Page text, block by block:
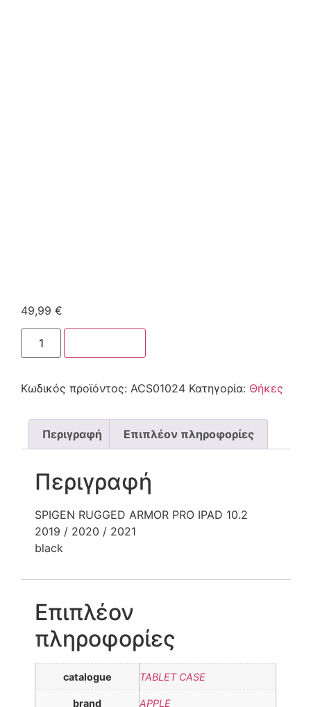
49,99 €
Κωδικός προϊόντος: ACS01024 Κατηγορία: Θήκες
Περιγραφή Επιπλέον πληροφορίες
Περιγραφή
SPIGEN RUGGED ARMOR PRO IPAD 10.2
2019 / 2020 / 2021
black
Επιπλέον
πληροφορίες
catalogue TABLET CASE
brand APPLE